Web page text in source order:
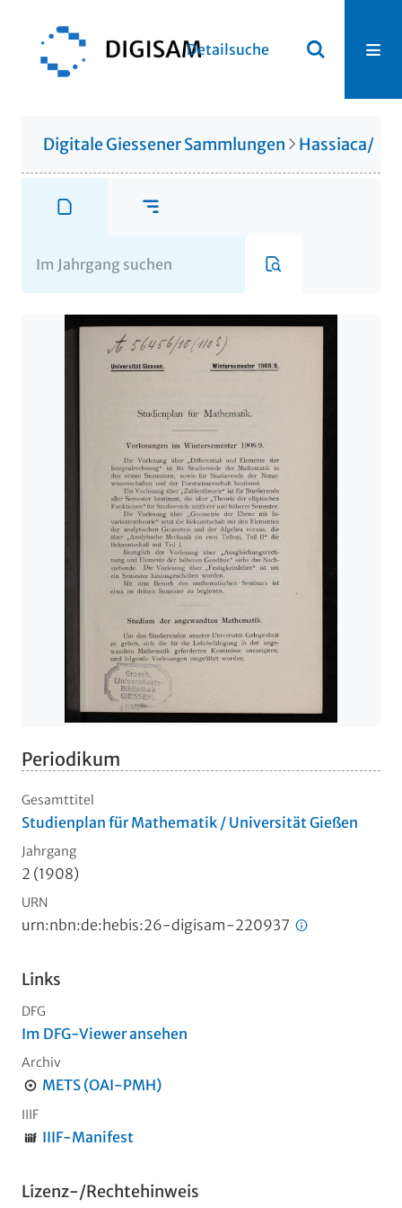
Detailsuche
Digitale Giessener Sammlungen Hassiaca/
Periodikum
Gesamttitel
Studienplan für Mathematik / Universität Gießen
Jahrgang
2 (1908)
URN
urn:nbn:de:hebis:26-digisam-220937
Links
DFG
Im DFG-Viewer ansehen
Archiv
METS (OAI-PMH)
IIIF
IIIF-Manifest
Lizenz-/Rechtehinweis